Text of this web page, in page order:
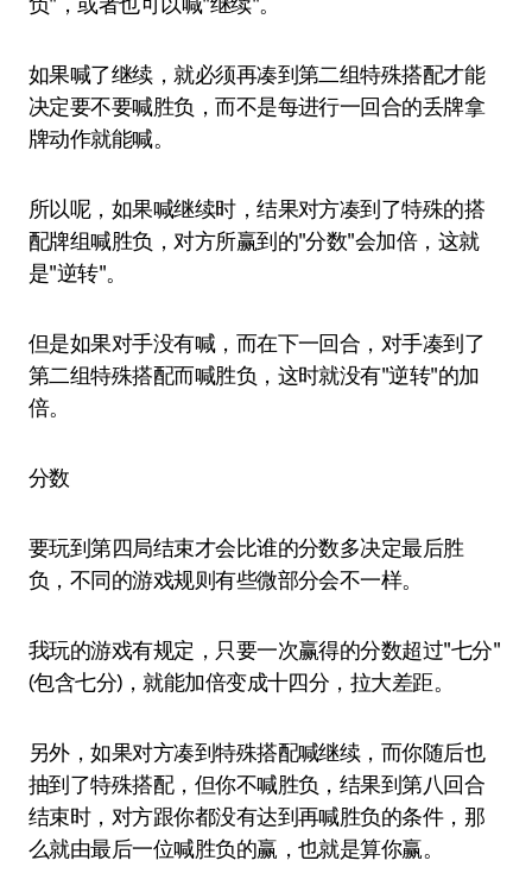
如果喊了继续，就必须再凑到第二组特殊搭配才能
决定要不要喊胜负，而不是每进行一回合的丢牌拿
牌动作就能喊。
所以呢，如果喊继续时，结果对方凑到了特殊的搭
配牌组喊胜负，对方所赢到的"分数"会加倍，这就
是"逆转"。
但是如果对手没有喊，而在下一回合，对手凑到了
第二组特殊搭配而喊胜负，这时就没有"逆转"的加
倍。
分数
要玩到第四局结束才会比谁的分数多决定最后胜
负，不同的游戏规则有些微部分会不一样。
我玩的游戏有规定，只要一次赢得的分数超过"七分"
(包含七分)，就能加倍变成十四分，拉大差距。
另外，如果对方凑到特殊搭配喊继续，而你随后也
抽到了特殊搭配，但你不喊胜负，结果到第八回合
结束时，对方跟你都没有达到再喊胜负的条件，那
么就由最后一位喊胜负的赢，也就是算你赢。